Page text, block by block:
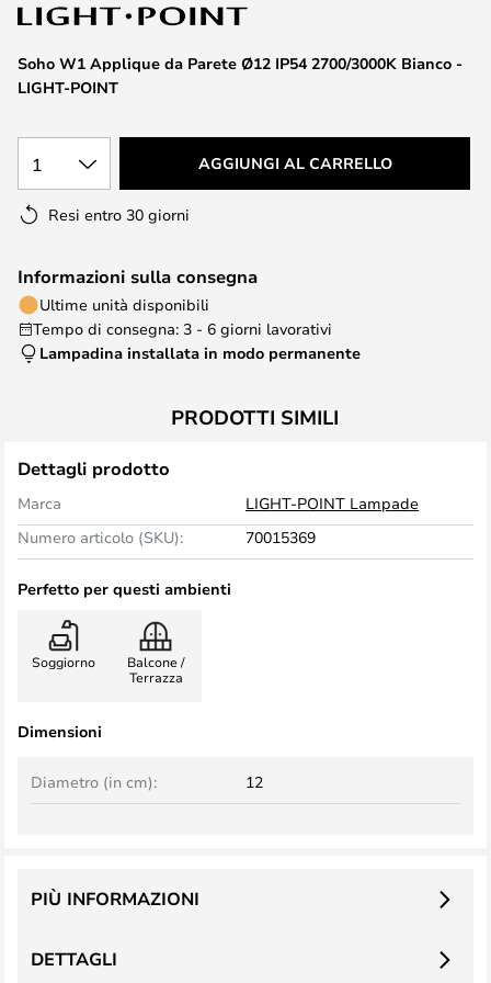
di
immagini
Soho W1 Applique da Parete Ø12 IP54 2700/3000K Bianco -
LIGHT-POINT
1 AGGIUNGI AL CARRELLO
Resi entro 30 giorni
Informazioni sulla consegna
Ultime unità disponibili
Tempo di consegna: 3 - 6 giorni lavorativi
Lampadina installata in modo permanente
PRODOTTI SIMILI
Dettagli prodotto
Marca
LIGHT-POINT Lampade
Numero articolo (SKU):
70015369
Perfetto per questi ambienti
Soggiorno
Balcone /
Terrazza
Dimensioni
Diametro (in cm): 12
DETTAGLI
PIÙ INFORMAZIONI